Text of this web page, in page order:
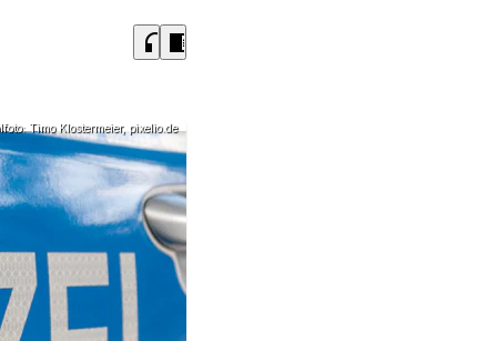
headphones chrome_reader_mode
Timo Klostermeier, pixelio.de